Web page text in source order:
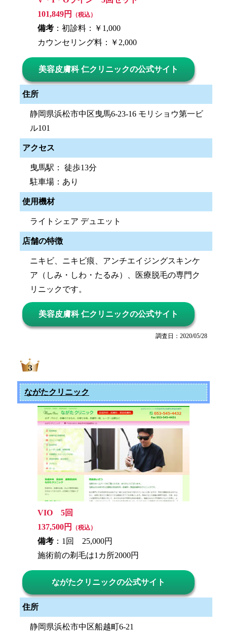
101,849円
（税込）
備考 ：初診料：￥1,000
カウンセリング料：￥2,000
美容皮膚科 仁クリニックの公式サイト
住所
静岡県浜松市中区曳馬6-23-16 モリショウ第一ビ
ル101
アクセス
曳馬駅： 徒歩13分
駐車場：あり
使用機材
ライトシェア デュエット
店舗の特徴
ニキビ、ニキビ痕、アンチエイジングスキンケ
ア（しみ・しわ・たるみ）、医療脱毛の専門ク
リニックです。
美容皮膚科 仁クリニックの公式サイト
調査日：2020/05/28
ながたクリニック
VIO 5回
137,500円
（税込）
備考 ：1回 25,000円
施術前の剃毛は1カ所2000円
ながたクリニックの公式サイト
住所
静岡県浜松市中区船越町6-21